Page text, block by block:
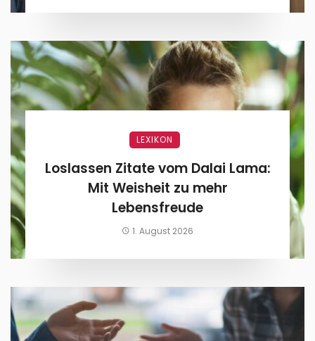
LEXIKON
Loslassen Zitate vom Dalai Lama:
Mit Weisheit zu mehr
Lebensfreude
1. August 2026